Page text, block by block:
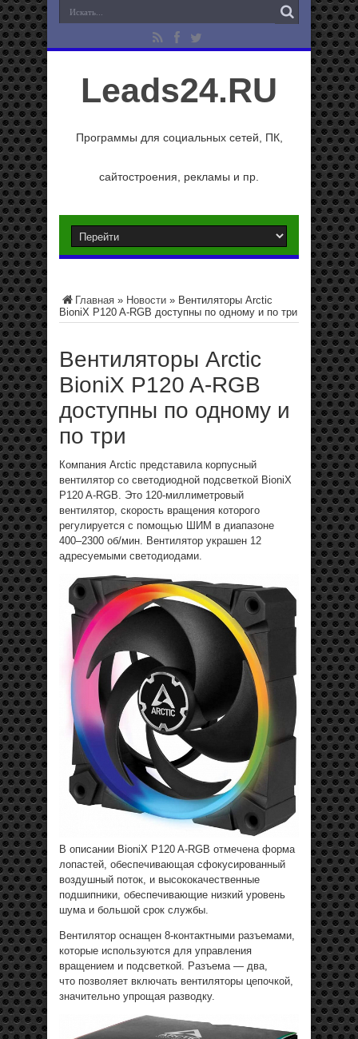
Leads24.RU
Программы для социальных сетей, ПК,
сайтостроения, рекламы и пр.
Главная » Новости » Вентиляторы Arctic
BioniX P120 A-RGB доступны по одному и по три
Вентиляторы Arctic
BioniX P120 A-RGB
доступны по одному и
по три
Компания Arctic представила корпусный
вентилятор со светодиодной подсветкой BioniX
P120 A-RGB. Это 120-миллиметровый
вентилятор, скорость вращения которого
регулируется с помощью ШИМ в диапазоне
400–2300 об/мин. Вентилятор украшен 12
адресуемыми светодиодами.
В описании BioniX P120 A-RGB отмечена форма
лопастей, обеспечивающая сфокусированный
воздушный поток, и высококачественные
подшипники, обеспечивающие низкий уровень
шума и большой срок службы.
Вентилятор оснащен 8-контактными разъемами,
которые используются для управления
вращением и подсветкой. Разъема — два,
что позволяет включать вентиляторы цепочкой,
значительно упрощая разводку.